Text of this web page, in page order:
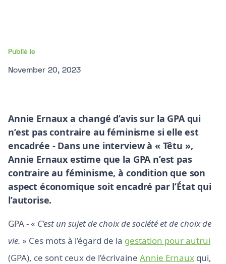
Publié le
November 20, 2023
Annie Ernaux a changé d’avis sur la GPA qui
n’est pas contraire au féminisme si elle est
encadrée - Dans une interview à « Têtu »,
Annie Ernaux estime que la GPA n’est pas
contraire au féminisme, à condition que son
aspect économique soit encadré par l’État qui
l’autorise.
GPA - « C’est un sujet de choix de société et de choix de
vie. » Ces mots à l’égard de la gestation pour autrui
(GPA), ce sont ceux de l’écrivaine Annie Ernaux qui,